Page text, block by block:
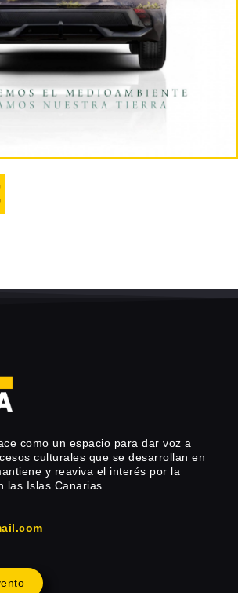
como un espacio para dar voz a
culturales que se desarrollan en
y reaviva el interés por la
las Islas Canarias.